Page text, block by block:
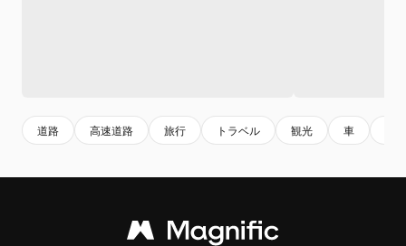
道路 高速道路 旅行 トラベル 観光 車